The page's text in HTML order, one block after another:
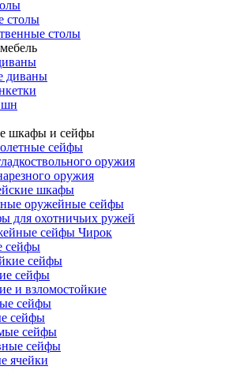
столы
столы
диваны
шкафы и сейфы
сейфы
оружия
оружия
шкафы
оружейные сейфы
для охотничьих ружей
сейфы Чирок
сейфы
сейфы
сейфы
и взломостойкие
сейфы
сейфы
сейфы
сейфы
ячейки